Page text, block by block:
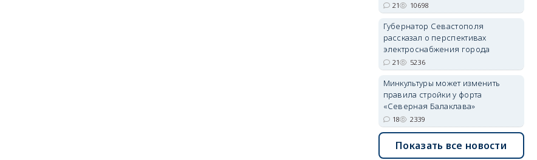
21 10698
Губернатор Севастополя
рассказал о перспективах
электроснабжения города
21 5236
Минкультуры может изменить
правила стройки у форта
«Северная Балаклава»
18 2339
Показать все новости